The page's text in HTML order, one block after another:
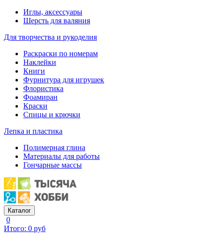
Иглы, аксессуары
Шерсть для валяния
Для творчества и рукоделия
Раскраски по номерам
Наклейки
Книги
Фурнитура для игрушек
Флористика
Фоамиран
Краски
Спицы и крючки
Лепка и пластика
Полимерная глина
Материалы для работы
Гончарные массы
Каталог
0
Итого: 0 руб